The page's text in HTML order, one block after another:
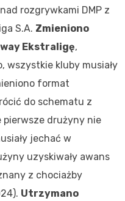
rozgrywkami DMP z
S.A. Zmieniono
Ekstraligę,
wszystkie kluby musiały
format
do schematu z
pierwsze drużyny nie
jechać w
uzyskiwały awans
z chociażby
Utrzymano